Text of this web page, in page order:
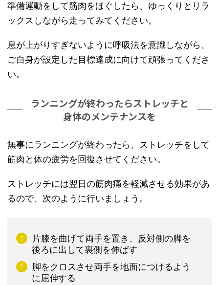
準備運動をして筋肉をほぐしたら、ゆっくりとリラ
ックスしながら走ってみてください。
息が上がりすぎないように呼吸法を意識しながら、
ご自身が設定した目標達成に向けて頑張ってくださ
い。
ランニングが終わったらストレッチと
身体のメンテナンスを
無事にランニングが終わったら、ストレッチをして
筋肉と体の疲労を回復させてください。
ストレッチには翌日の筋肉痛を軽減させる効果があ
るので、次のように行いましょう。
片膝を曲げて両手を置き、反対側の脚を
後ろに出して裏側を伸ばす
脚をクロスさせ両手を地面につけるよう
に屈伸する